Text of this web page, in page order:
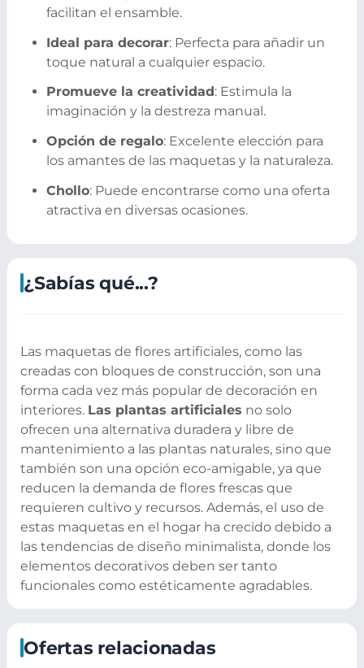
facilitan el ensamble.
Ideal para decorar: Perfecta para añadir un
toque natural a cualquier espacio.
Promueve la creatividad : Estimula la
imaginación y la destreza manual.
Opción de regalo: Excelente elección para
los amantes de las maquetas y la naturaleza.
Chollo: Puede encontrarse como una oferta
atractiva en diversas ocasiones.
¿Sabías qué...?
Las maquetas de flores artificiales, como las
creadas con bloques de construcción, son una
forma cada vez más popular de decoración en
interiores. Las plantas artificiales no solo
ofrecen una alternativa duradera y libre de
mantenimiento a las plantas naturales, sino que
también son una opción eco-amigable, ya que
reducen la demanda de flores frescas que
requieren cultivo y recursos. Además, el uso de
estas maquetas en el hogar ha crecido debido a
las tendencias de diseño minimalista, donde los
elementos decorativos deben ser tanto
funcionales como estéticamente agradables.
Ofertas relacionadas